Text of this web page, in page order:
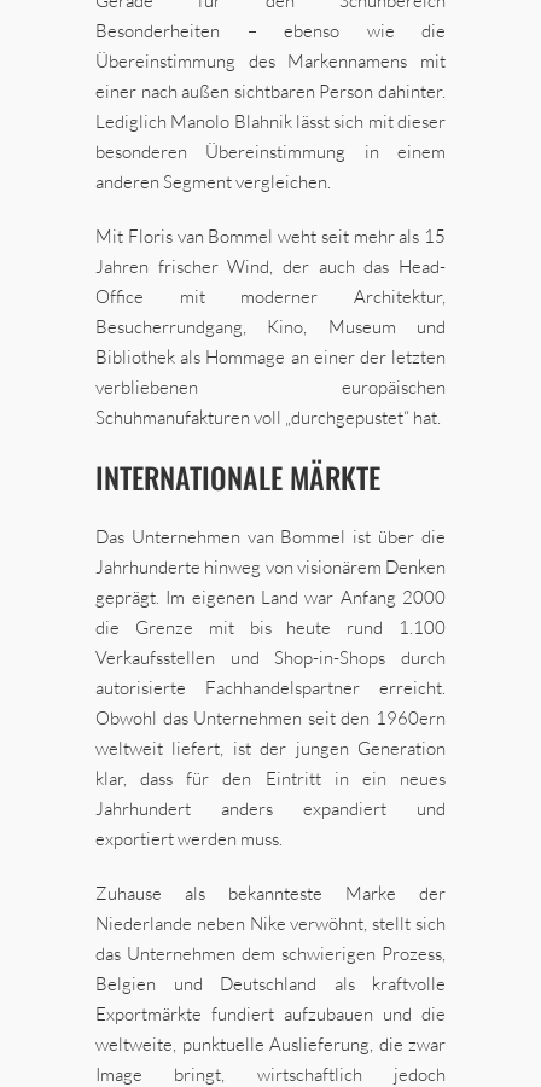
Besonderheiten – ebenso wie die
Übereinstimmung des Markennamens mit
einer nach außen sichtbaren Person dahinter.
Lediglich Manolo Blahnik lässt sich mit dieser
besonderen Übereinstimmung in einem
anderen Segment vergleichen.
Mit Floris van Bommel weht seit mehr als 15
Jahren frischer Wind, der auch das Head-
Office mit moderner Architektur,
Besucherrundgang, Kino, Museum und
Bibliothek als Hommage an einer der letzten
verbliebenen europäischen
Schuhmanufakturen voll „durchgepustet“ hat.
INTERNATIONALE MÄRKTE
Das Unternehmen van Bommel ist über die
Jahrhunderte hinweg von visionärem Denken
geprägt. Im eigenen Land war Anfang 2000
die Grenze mit bis heute rund 1.100
Verkaufsstellen und Shop-in-Shops durch
autorisierte Fachhandelspartner erreicht.
Obwohl das Unternehmen seit den 1960ern
weltweit liefert, ist der jungen Generation
klar, dass für den Eintritt in ein neues
Jahrhundert anders expandiert und
exportiert werden muss.
Zuhause als bekannteste Marke der
Niederlande neben Nike verwöhnt, stellt sich
das Unternehmen dem schwierigen Prozess,
Belgien und Deutschland als kraftvolle
Exportmärkte fundiert aufzubauen und die
weltweite, punktuelle Auslieferung, die zwar
Image bringt, wirtschaftlich jedoch